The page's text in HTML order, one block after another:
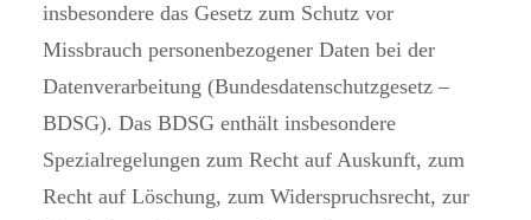
insbesondere das Gesetz zum Schutz vor
Missbrauch personenbezogener Daten bei der
Datenverarbeitung (Bundesdatenschutzgesetz –
BDSG). Das BDSG enthält insbesondere
Spezialregelungen zum Recht auf Auskunft, zum
Recht auf Löschung, zum Widerspruchsrecht, zur